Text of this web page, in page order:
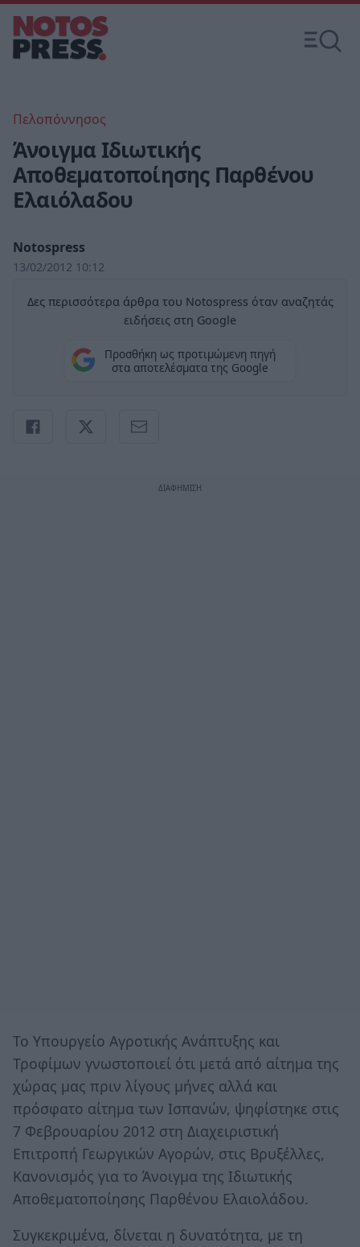
Πελοπόννησος
Άνοιγμα Ιδιωτικής
Αποθεματοποίησης Παρθένου
Ελαιόλαδου
Notospress
13/02/2012 10:12
Δες περισσότερα άρθρα του Notospress όταν αναζητάς
ειδήσεις στη Google
Προσθήκη ως προτιμώμενη πηγή
στα αποτελέσματα της Google
Το Υπουργείο Αγροτικής Ανάπτυξης και
Τροφίμων γνωστοποιεί ότι μετά από αίτημα της
χώρας μας πριν λίγους μήνες αλλά και
πρόσφατο αίτημα των Ισπανών, ψηφίστηκε στις
7 Φεβρουαρίου 2012 στη Διαχειριστική
Επιτροπή Γεωργικών Αγορών, στις Βρυξέλλες,
Κανονισμός για το Άνοιγμα της Ιδιωτικής
Αποθεματοποίησης Παρθένου Ελαιολάδου.
Συγκεκριμένα, δίνεται η δυνατότητα, με τη